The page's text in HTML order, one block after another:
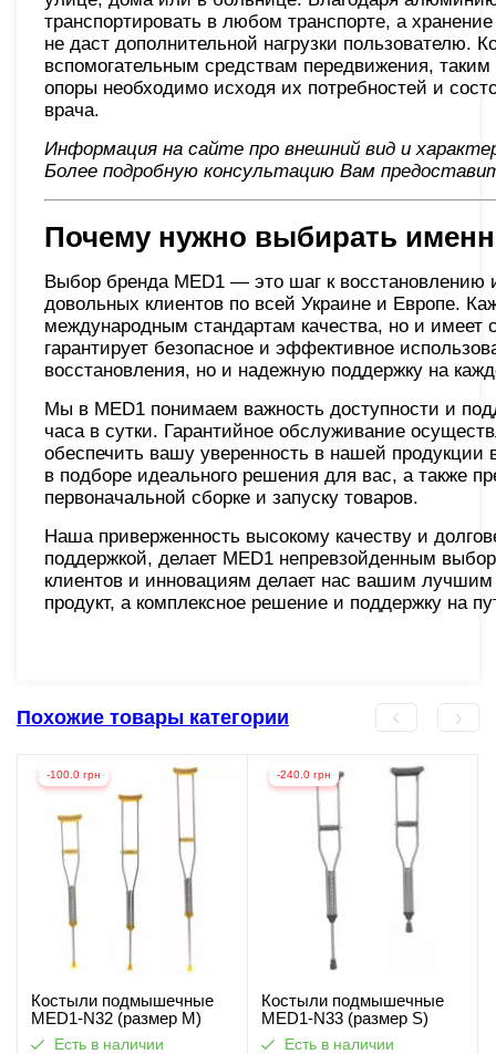
транспортировать в любом транспорте, а
не даст дополнительной нагрузки пользователю.
вспомогательным средствам передвижения,
опоры необходимо исходя их потребностей и
врача.
Информация на сайте про внешний вид и
Более подробную консультацию Вам
Почему нужно выбирать
Выбор бренда MED1 — это шаг к
довольных клиентов по всей Украине и Европе.
международным стандартам качества, но и имеет
гарантирует безопасное и эффективное
восстановления, но и надежную поддержку на
Мы в MED1 понимаем важность доступности и
часа в сутки. Гарантийное обслуживание
обеспечить вашу уверенность в нашей
в подборе идеального решения для вас, а также
первоначальной сборке и запуску товаров.
Наша приверженность высокому качеству и
поддержкой, делает MED1 непревзойденным
клиентов и инновациям делает нас вашим
продукт, а комплексное решение и поддержку на
Похожие товары категории
-100.0 грн
Костыли подмышечные
MED1-N32 (размер M)
Есть в наличии
-240.0 грн
Костыли подмышечные
MED1-N33 (размер S)
Есть в наличии